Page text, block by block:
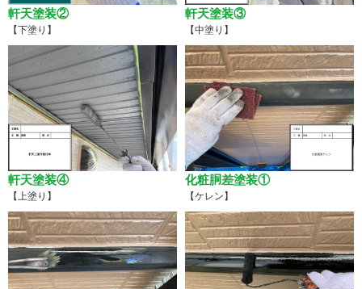
軒天塗装②
【下塗り】
軒天塗装③
【中塗り】
軒天塗装④
【上塗り】
化粧胴差塗装①
【ケレン】